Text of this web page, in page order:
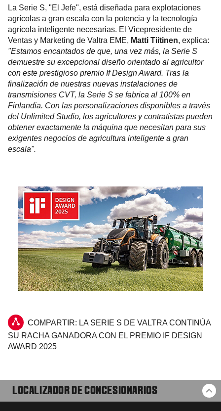
La Serie S, "El Jefe", está diseñada para explotaciones
agrícolas a gran escala con la potencia y la tecnología
agrícola inteligente necesarias. El Vicepresidente de
Ventas y Marketing de Valtra EME, Matti Tiitinen, explica:
"Estamos encantados de que, una vez más, la Serie S
demuestre su excepcional diseño orientado al agricultor
con este prestigioso premio If Design Award. Tras la
finalización de nuestras nuevas instalaciones de
transmisiones CVT, la Serie S se fabrica al 100% en
Finlandia. Con las personalizaciones disponibles a través
del Unlimited Studio, los agricultores y contratistas pueden
obtener exactamente la máquina que necesitan para sus
exigentes negocios de agricultura inteligente a gran
escala".
COMPARTIR: LA SERIE S DE VALTRA CONTINÚA
SU RACHA GANADORA CON EL PREMIO IF DESIGN
AWARD 2025
LOCALIZADOR DE CONCESIONARIOS